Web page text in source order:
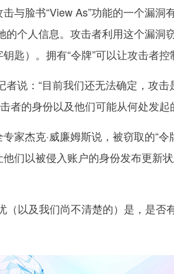
脸书“View As”功能的一个漏洞
个人信息。攻击者利用这个漏洞
匙）。拥有“令牌”可以让攻击者控
说：“目前我们还无法确定，攻击
者的身份以及他们可能从何处发起
杰克·威廉姆斯说，被窃取的“令
们以被侵入账户的身份发布更新
以及我们尚不清楚的）是，是否